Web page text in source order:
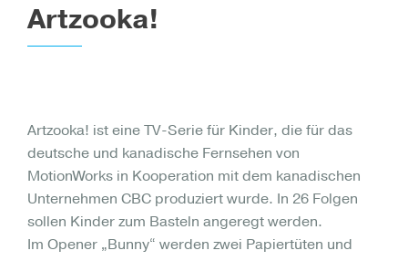
Artzooka!
Artzooka! ist eine TV-Serie für Kinder, die für das
deutsche und kanadische Fernsehen von
MotionWorks in Kooperation mit dem kanadischen
Unternehmen CBC produziert wurde. In 26 Folgen
sollen Kinder zum Basteln angeregt werden.
Im Opener „Bunny“ werden zwei Papiertüten und